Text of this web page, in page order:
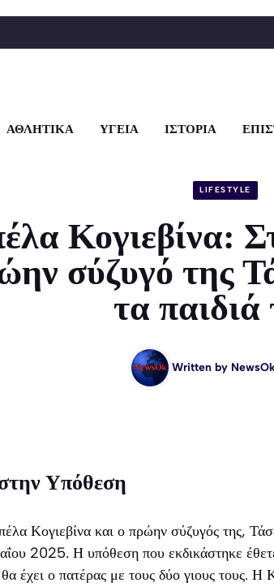
ΑΘΛΗΤΙΚΑ ΥΓΕΙΑ ΙΣΤΟΡΙΑ
LIFESTYLE
Κογιεβίνα:
σύζυγό της
τα παιδιά
Written by
Υπόθεση
Κογιεβίνα και ο πρώην σύζυγός της,
2025. Η υπόθεση που εκδικάστηκε
έχει ο πατέρας με τους δύο γιους τους. Η